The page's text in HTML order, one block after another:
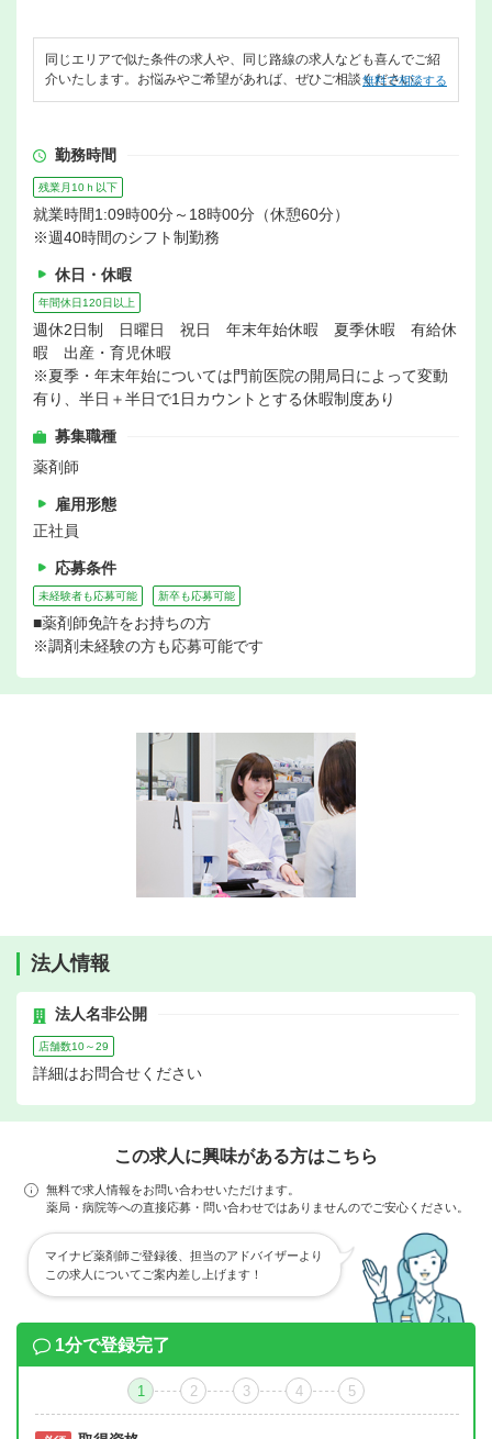
同じエリアで似た条件の求人や、同じ路線の求人なども喜んでご紹
介いたします。お悩みやご希望があれば、ぜひご相談ください。
無料で相談する
勤務時間
残業月10ｈ以下
就業時間1:09時00分～18時00分（休憩60分）
※週40時間のシフト制勤務
休日・休暇
年間休日120日以上
週休2日制 日曜日 祝日 年末年始休暇 夏季休暇 有給休
暇 出産・育児休暇
※夏季・年末年始については門前医院の開局日によって変動
有り、半日＋半日で1日カウントとする休暇制度あり
募集職種
薬剤師
雇用形態
正社員
応募条件
未経験者も応募可能 新卒も応募可能
■薬剤師免許をお持ちの方
※調剤未経験の方も応募可能です
法人情報
法人名非公開
店舗数10～29
詳細はお問合せください
この求人に興味がある方はこちら
無料で求人情報をお問い合わせいただけます。
薬局・病院等への直接応募・問い合わせではありませんのでご安心ください。
マイナビ薬剤師ご登録後、担当のアドバイザーより
この求人についてご案内差し上げます！
1分で登録完了
1 2 3 4 5